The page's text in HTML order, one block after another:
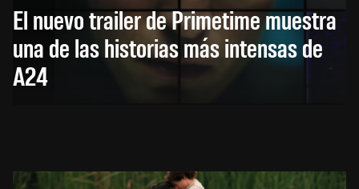
El nuevo trailer de Primetime muestra
una de las historias más intensas de
A24